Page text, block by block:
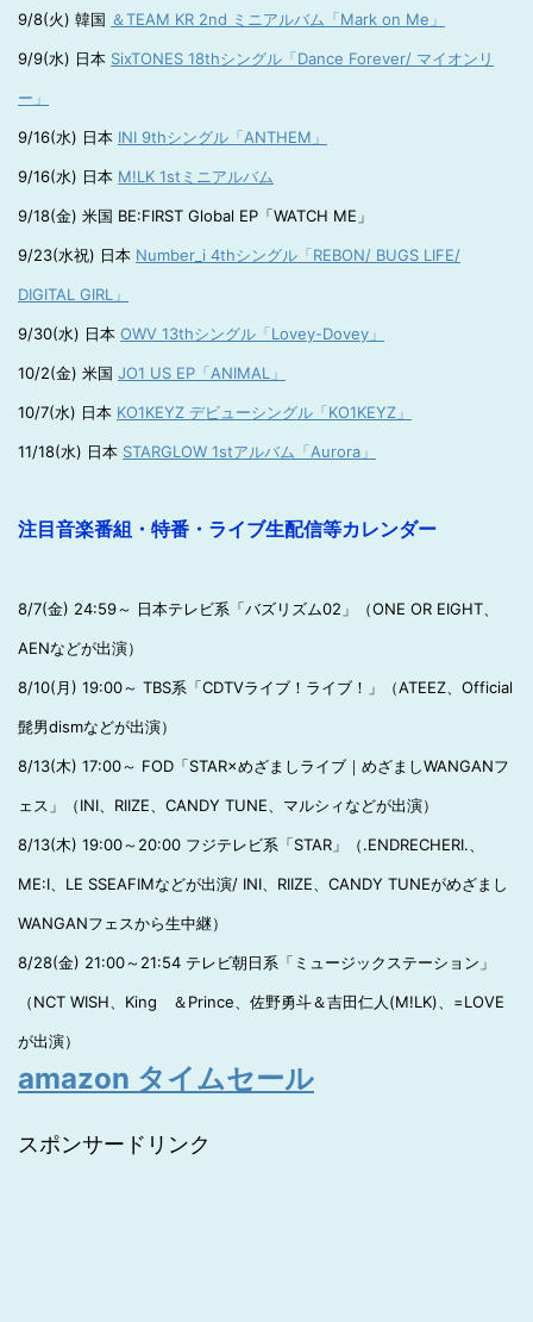
9/8(火) 韓国 ＆TEAM KR 2nd ミニアルバム「Mark on Me」
9/9(水) 日本 SixTONES 18thシングル「Dance Forever/ マイオンリ
ー」
9/16(水) 日本 INI 9thシングル「ANTHEM」
9/16(水) 日本 M!LK 1stミニアルバム
9/18(金) 米国 BE:FIRST Global EP「WATCH ME」
9/23(水祝) 日本 Number_i 4thシングル「REBON/ BUGS LIFE/
DIGITAL GIRL」
9/30(水) 日本 OWV 13thシングル「Lovey-Dovey」
10/2(金) 米国 JO1 US EP「ANIMAL」
10/7(水) 日本 KO1KEYZ デビューシングル「KO1KEYZ」
11/18(水) 日本 STARGLOW 1stアルバム「Aurora」
注目音楽番組・特番・ライブ生配信等カレンダー
8/7(金) 24:59～ 日本テレビ系「バズリズム02」（ONE OR EIGHT、
AENなどが出演）
8/10(月) 19:00～ TBS系「CDTVライブ！ライブ！」（ATEEZ、Official
髭男dismなどが出演）
8/13(木) 17:00～ FOD「STAR×めざましライブ｜めざましWANGANフ
ェス」（INI、RIIZE、CANDY TUNE、マルシィなどが出演）
8/13(木) 19:00～20:00 フジテレビ系「STAR」（.ENDRECHERI.、
ME:I、LE SSEAFIMなどが出演/ INI、RIIZE、CANDY TUNEがめざまし
WANGANフェスから生中継）
8/28(金) 21:00～21:54 テレビ朝日系「ミュージックステーション」
（NCT WISH、King ＆Prince、佐野勇斗＆吉田仁人(M!LK)、=LOVE
が出演）
amazon タイムセール
スポンサードリンク